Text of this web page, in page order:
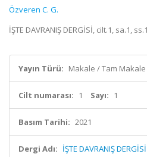
Özveren C. G.
İŞTE DAVRANIŞ DERGİSİ, cilt.1, sa.1,
Yayın Türü: Makale / Tam Makale
Cilt numarası: 1 Sayı: 1
Basım Tarihi: 2021
Dergi Adı: İŞTE DAVRANIŞ DERGİSİ